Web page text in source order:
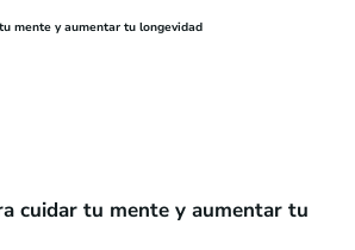
cuidar tu mente y aumentar tu